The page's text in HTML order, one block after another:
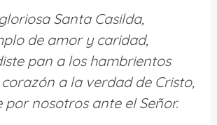
Santa Casilda,
de amor y caridad,
pan a los hambrientos
a la verdad de Cristo,
por nosotros ante el Señor.